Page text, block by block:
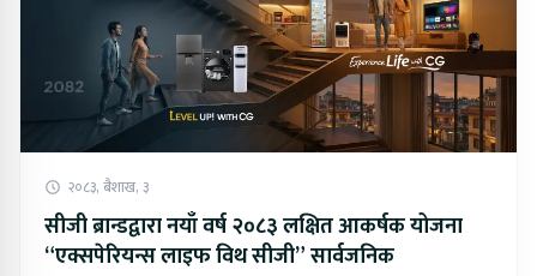
२०८३, बैशाख, ३
सीजी ब्रान्डद्वारा नयाँ वर्ष २०८३ लक्षित आकर्षक योजना
“एक्सपेरियन्स लाइफ विथ सीजी” सार्वजनिक